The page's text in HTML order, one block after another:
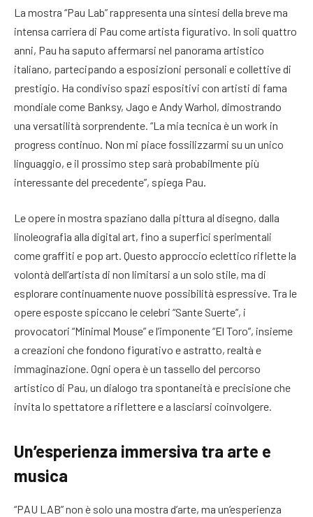
La mostra “Pau Lab” rappresenta una sintesi della breve ma
intensa carriera di Pau come artista figurativo. In soli quattro
anni, Pau ha saputo affermarsi nel panorama artistico
italiano, partecipando a esposizioni personali e collettive di
prestigio. Ha condiviso spazi espositivi con artisti di fama
mondiale come Banksy, Jago e Andy Warhol, dimostrando
una versatilità sorprendente. “La mia tecnica è un work in
progress continuo. Non mi piace fossilizzarmi su un unico
linguaggio, e il prossimo step sarà probabilmente più
interessante del precedente”, spiega Pau.
Le opere in mostra spaziano dalla pittura al disegno, dalla
linoleografia alla digital art, fino a superfici sperimentali
come graffiti e pop art. Questo approccio eclettico riflette la
volontà dell’artista di non limitarsi a un solo stile, ma di
esplorare continuamente nuove possibilità espressive. Tra le
opere esposte spiccano le celebri “Sante Suerte”, i
provocatori “Minimal Mouse” e l’imponente “El Toro”, insieme
a creazioni che fondono figurativo e astratto, realtà e
immaginazione. Ogni opera è un tassello del percorso
artistico di Pau, un dialogo tra spontaneità e precisione che
invita lo spettatore a riflettere e a lasciarsi coinvolgere.
Un’esperienza immersiva tra arte e
musica
“PAU LAB” non è solo una mostra d’arte, ma un’esperienza